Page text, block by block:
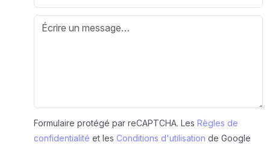
Formulaire protégé par reCAPTCHA. Les Règles de
confidentialité et les Conditions d'utilisation de Google